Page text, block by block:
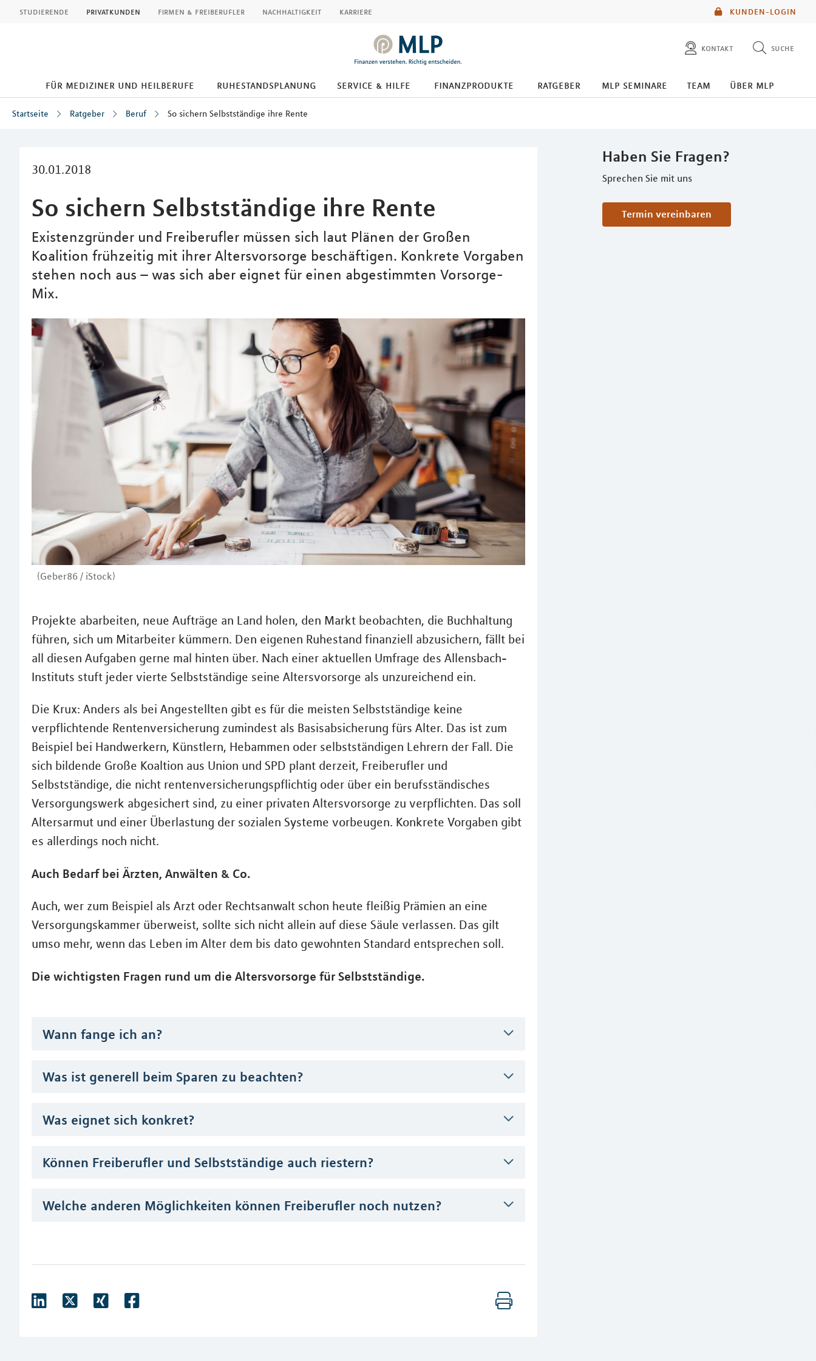
KUNDEN-LOGIN
studierende privatkunden firmen & freiberufler nachhaltigkeit karriere
kontakt suche
diese website durchsuchen
für mediziner und heilberufe ruhestandsplanung service & hilfe finanzprodukte ratgeber mlp seminare team über mlp
Startseite Ratgeber Beruf So sichern Selbstständige ihre Rente
30.01.2018
So sichern Selbstständige ihre Rente
Existenzgründer und Freiberufler müssen sich laut Plänen der Großen
Koalition frühzeitig mit ihrer Altersvorsorge beschäftigen. Konkrete Vorgaben
stehen noch aus – was sich aber eignet für einen abgestimmten Vorsorge-
Mix.
(Geber86 / iStock)
Haben Sie Fragen?
Sprechen Sie mit uns
Termin vereinbaren
Projekte abarbeiten, neue Aufträge an Land holen, den Markt beobachten, die Buchhaltung
führen, sich um Mitarbeiter kümmern. Den eigenen Ruhestand finanziell abzusichern, fällt bei
all diesen Aufgaben gerne mal hinten über. Nach einer aktuellen Umfrage des Allensbach-
Instituts stuft jeder vierte Selbstständige seine Altersvorsorge als unzureichend ein.
Die Krux: Anders als bei Angestellten gibt es für die meisten Selbstständige keine
verpflichtende Rentenversicherung zumindest als Basisabsicherung fürs Alter. Das ist zum
Beispiel bei Handwerkern, Künstlern, Hebammen oder selbstständigen Lehrern der Fall. Die
sich bildende Große Koaltion aus Union und SPD plant derzeit, Freiberufler und
Selbstständige, die nicht rentenversicherungspflichtig oder über ein berufsständisches
Versorgungswerk abgesichert sind, zu einer privaten Altersvorsorge zu verpflichten. Das soll
Altersarmut und einer Überlastung der sozialen Systeme vorbeugen. Konkrete Vorgaben gibt
es allerdings noch nicht.
Auch Bedarf bei Ärzten, Anwälten & Co.
Auch, wer zum Beispiel als Arzt oder Rechtsanwalt schon heute fleißig Prämien an eine
Versorgungskammer überweist, sollte sich nicht allein auf diese Säule verlassen. Das gilt
umso mehr, wenn das Leben im Alter dem bis dato gewohnten Standard entsprechen soll.
Die wichtigsten Fragen rund um die Altersvorsorge für Selbstständige.
Wann fange ich an?
Was ist generell beim Sparen zu beachten?
Was eignet sich konkret?
Können Freiberufler und Selbstständige auch riestern?
Welche anderen Möglichkeiten können Freiberufler noch nutzen?